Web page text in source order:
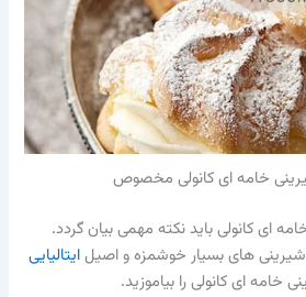
خامه ای کانولی مخصوص
ای کانولی باید نکته مهمی بیان گردد.
شیرینی های بسیار خوشمزه و اصیلایتالیایی
ای کانولی را بیاموزید.